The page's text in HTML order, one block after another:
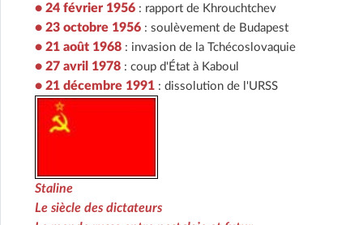
• 24 février 1956 : rapport de Khrouchtchev
• 23 octobre 1956 : soulèvement de Budapest
• 21 août 1968 : invasion de la Tchécoslovaquie
• 27 avril 1978 : coup d'État à Kaboul
• 21 décembre 1991 : dissolution de l'URSS
Staline
Le siècle des dictateurs